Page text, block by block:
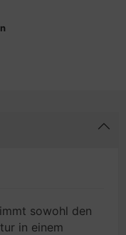
sowohl den
in einem